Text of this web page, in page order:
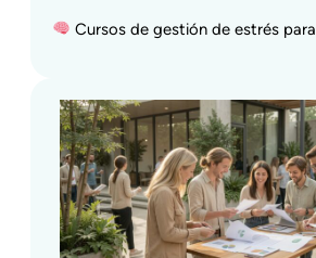
Cursos de gestión de estrés